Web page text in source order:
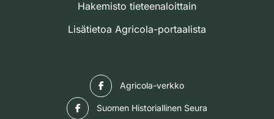
Hakemisto tieteenaloittain
Lisätietoa Agricola-portaalista
Agricola-verkko
Suomen Historiallinen Seura